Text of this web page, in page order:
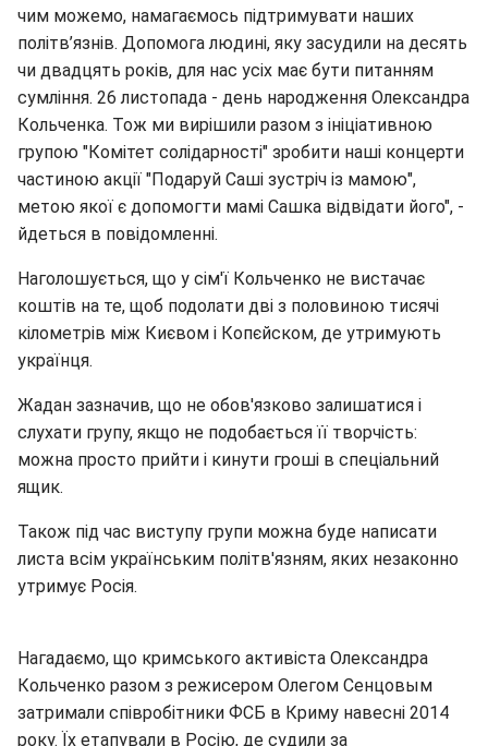
чим можемо, намагаємось підтримувати наших
політв’язнів. Допомога людині, яку засудили на десять
чи двадцять років, для нас усіх має бути питанням
сумління. 26 листопада - день народження Олександра
Кольченка. Тож ми вирішили разом з ініціативною
групою "Комітет солідарності" зробити наші концерти
частиною акції "Подаруй Саші зустріч із мамою",
метою якої є допомогти мамі Сашка відвідати його", -
йдеться в повідомленні.
Наголошується, що у сім'ї Кольченко не вистачає
коштів на те, щоб подолати дві з половиною тисячі
кілометрів між Києвом і Копєйском, де утримують
українця.
Жадан зазначив, що не обов'язково залишатися і
слухати групу, якщо не подобається її творчість:
можна просто прийти і кинути гроші в спеціальний
ящик.
Також під час виступу групи можна буде написати
листа всім українським політв'язням, яких незаконно
утримує Росія.
Нагадаємо, що кримського активіста Олександра
Кольченко разом з режисером Олегом Сенцовым
затримали співробітники ФСБ в Криму навесні 2014
року. Їх етапували в Росію, де судили за